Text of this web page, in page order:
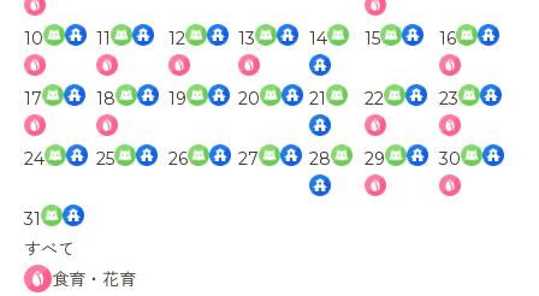
10 11 12 13 14 15 16
17 18 19 20 21 22 23
24 25 26 27 28 29 30
31
すべて
食育・花育